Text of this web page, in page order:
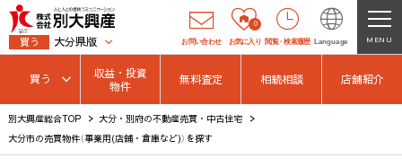
買う 大分県版 お問い合わせ
0
お気に入り 閲覧・ 検索履歴 Language MENU
買う
収益・投資
物件
無料査定 相続相談 店舗紹介
別大興産総合TOP
大分・別府の不動産売買・中古住宅
大分市の売買物件（事業用(店舗・倉庫など)）を探す